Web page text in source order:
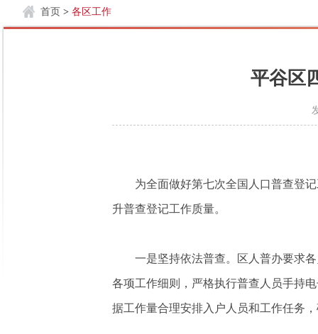
首页 > 各区工作
平谷区
为全面做好第七次全国人口普查登
升普查登记工作质量。
一是坚持依法普查。区人普办要求
各项工作细则，严格执行普查人员手持
据工作量合理安排入户人员和工作任务